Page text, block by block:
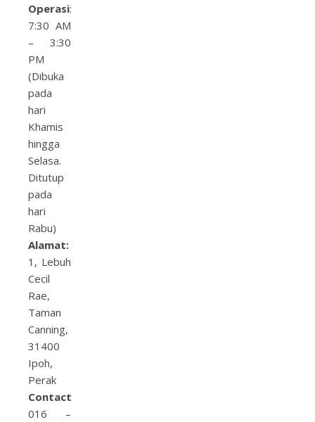
Operasi:
7:30 AM
– 3:30
PM
(Dibuka
pada
hari
Khamis
hingga
Selasa.
Ditutup
pada
hari
Rabu)
Alamat:
1, Lebuh
Cecil
Rae,
Taman
Canning,
31400
Ipoh,
Perak
Contact:
016 –